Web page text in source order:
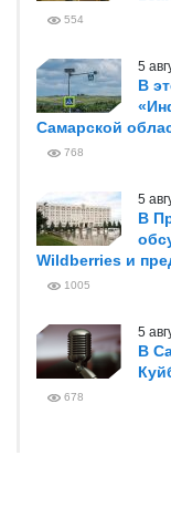
554
5
В
Самарской
768
5
В
Wildberries и
1005
5
В
678